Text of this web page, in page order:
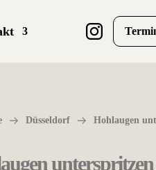
Düsseldorf Hohlaugen